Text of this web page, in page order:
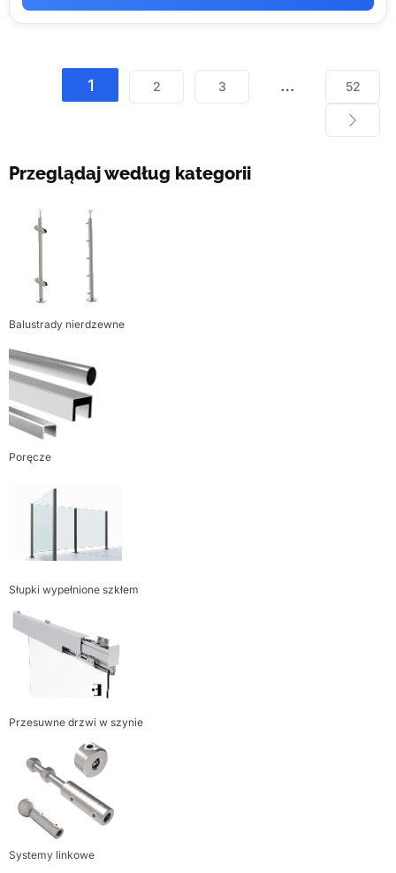
1 2 3 … 52
Przeglądaj według kategorii
Balustrady nierdzewne
Poręcze
Słupki wypełnione szkłem
Przesuwne drzwi w szynie
Systemy linkowe